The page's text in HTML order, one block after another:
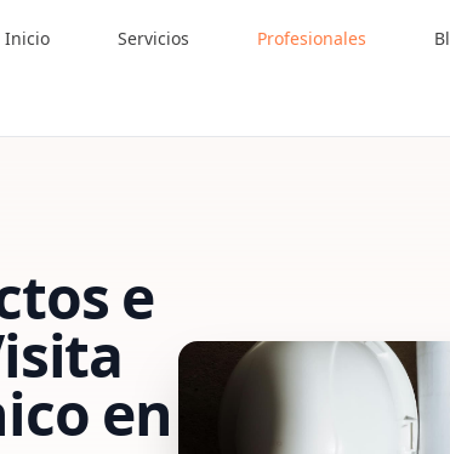
Inicio Servicios Profesionales
e
en